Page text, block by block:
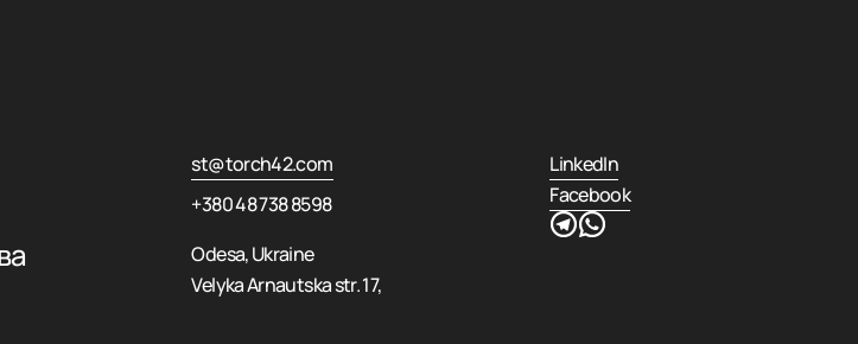
st@torch42.com
+380 48 738 8598
Odesa, Ukraine
Velyka Arnautska str. 17,
LinkedIn
Facebook